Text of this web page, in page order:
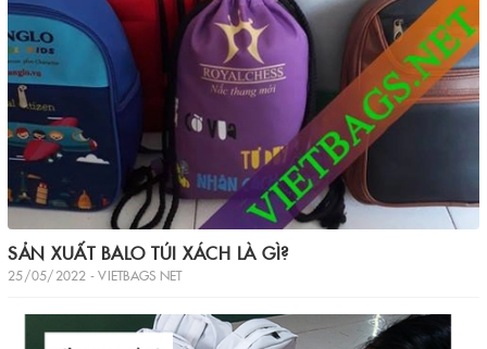
SẢN XUẤT BALO TÚI XÁCH LÀ GÌ?
25/05/2022 - VIETBAGS NET